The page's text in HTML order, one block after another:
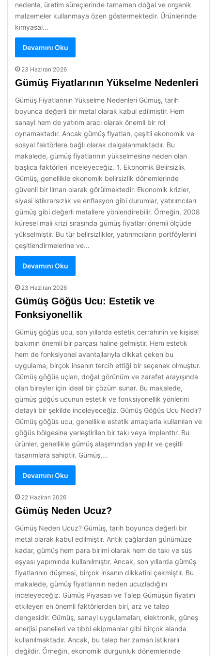
nedenle, üretim süreçlerinde tamamen doğal ve organik
malzemeler kullanmaya özen göstermektedir. Ürünlerinde
kimyasal…
Devamını Oku
23 Haziran 2026
Gümüş Fiyatlarının Yükselme Nedenleri
Gümüş Fiyatlarının Yükselme Nedenleri Gümüş, tarih
boyunca değerli bir metal olarak kabul edilmiştir. Hem
sanayi hem de yatırım aracı olarak önemli bir rol
oynamaktadır. Ancak gümüş fiyatları, çeşitli ekonomik ve
sosyal faktörlere bağlı olarak dalgalanmaktadır. Bu
makalede, gümüş fiyatlarının yükselmesine neden olan
başlıca faktörleri inceleyeceğiz. 1. Ekonomik Belirsizlik
Gümüş, genellikle ekonomik belirsizlik dönemlerinde
güvenli bir liman olarak görülmektedir. Ekonomik krizler,
siyasi istikrarsızlık ve enflasyon gibi durumlar, yatırımcıları
gümüş gibi değerli metallere yönlendirebilir. Örneğin, 2008
küresel mali krizi sırasında gümüş fiyatları önemli ölçüde
yükselmiştir. Bu tür belirsizlikler, yatırımcıların portföylerini
çeşitlendirmelerine ve…
Devamını Oku
23 Haziran 2026
Gümüş Göğüs Ucu: Estetik ve
Fonksiyonellik
Gümüş göğüs ucu, son yıllarda estetik cerrahinin ve kişisel
bakımın önemli bir parçası haline gelmiştir. Hem estetik
hem de fonksiyonel avantajlarıyla dikkat çeken bu
uygulama, birçok insanın tercih ettiği bir seçenek olmuştur.
Gümüş göğüs uçları, doğal görünüm ve zarafet arayışında
olan bireyler için ideal bir çözüm sunar. Bu makalede,
gümüş göğüs ucunun estetik ve fonksiyonellik yönlerini
detaylı bir şekilde inceleyeceğiz. Gümüş Göğüs Ucu Nedir?
Gümüş göğüs ucu, genellikle estetik amaçlarla kullanılan ve
göğüs bölgesine yerleştirilen bir takı veya implanttır. Bu
ürünler, genellikle gümüş alaşımından yapılır ve çeşitli
tasarımlara sahiptir. Gümüş,…
Devamını Oku
22 Haziran 2026
Gümüş Neden Ucuz?
Gümüş Neden Ucuz? Gümüş, tarih boyunca değerli bir
metal olarak kabul edilmiştir. Antik çağlardan günümüze
kadar, gümüş hem para birimi olarak hem de takı ve süs
eşyası yapımında kullanılmıştır. Ancak, son yıllarda gümüş
fiyatlarının düşmesi, birçok insanın dikkatini çekmiştir. Bu
makalede, gümüş fiyatlarının neden ucuzladığını
inceleyeceğiz. Gümüş Piyasası ve Talep Gümüşün fiyatını
etkileyen en önemli faktörlerden biri, arz ve talep
dengesidir. Gümüş, sanayi uygulamaları, elektronik, güneş
enerjisi panelleri ve tıbbi ekipmanlar gibi birçok alanda
kullanılmaktadır. Ancak, bu talep her zaman istikrarlı
değildir. Örneğin, ekonomik durgunluk dönemlerinde